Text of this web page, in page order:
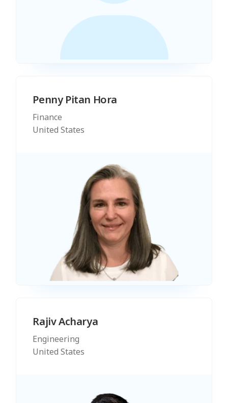
Penny Pitan Hora
Finance
United States
Rajiv Acharya
Engineering
United States